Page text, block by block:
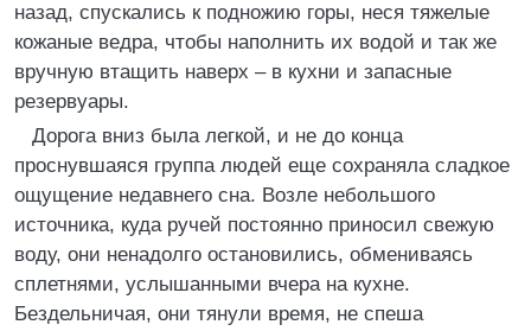
назад, спускались к подножию горы, неся тяжелые
кожаные ведра, чтобы наполнить их водой и так же
вручную втащить наверх – в кухни и запасные
резервуары.
Дорога вниз была легкой, и не до конца
проснувшаяся группа людей еще сохраняла сладкое
ощущение недавнего сна. Возле небольшого
источника, куда ручей постоянно приносил свежую
воду, они ненадолго остановились, обмениваясь
сплетнями, услышанными вчера на кухне.
Бездельничая, они тянули время, не спеша